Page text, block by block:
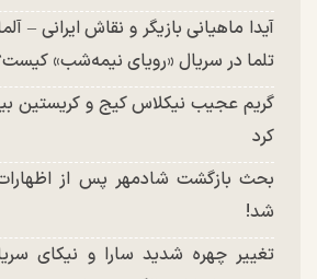
آیدا ماهیانی بازیگر و نقاش ایرانی –
تلما در سریال «رویای نیمه‌شب»
گریم عجیب نیکلاس کیج و کریستین
کرد
بحث بازگشت شادمهر پس از
شد!
تغییر چهره شدید سارا و نیکای